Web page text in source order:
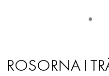
ROSORNA I